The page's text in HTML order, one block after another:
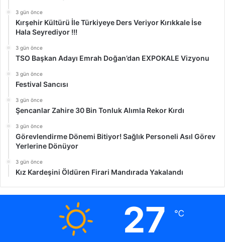
3 gün önce
Kırşehir Kültürü İle Türkiyeye Ders Veriyor Kırıkkale İse
Hala Seyrediyor !!!
3 gün önce
TSO Başkan Adayı Emrah Doğan’dan EXPOKALE Vizyonu
3 gün önce
Festival Sancısı
3 gün önce
Şencanlar Zahire 30 Bin Tonluk Alımla Rekor Kırdı
3 gün önce
Görevlendirme Dönemi Bitiyor! Sağlık Personeli Asıl Görev
Yerlerine Dönüyor
3 gün önce
Kız Kardeşini Öldüren Firari Mandırada Yakalandı
27 ℃